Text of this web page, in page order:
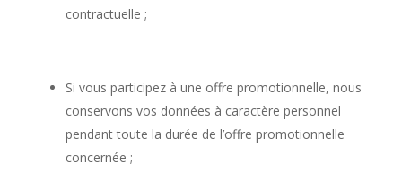
contractuelle ;
Si vous participez à une offre promotionnelle, nous
conservons vos données à caractère personnel
pendant toute la durée de l’offre promotionnelle
concernée ;